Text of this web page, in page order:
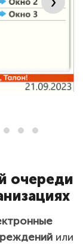
очереди
или